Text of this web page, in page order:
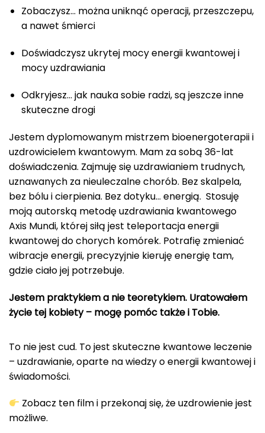
Zobaczysz… można uniknąć operacji, przeszczepu,
a nawet śmierci
Doświadczysz ukrytej mocy energii kwantowej i
mocy uzdrawiania
Odkryjesz… jak nauka sobie radzi, są jeszcze inne
skuteczne drogi
Jestem dyplomowanym mistrzem bioenergoterapii i
uzdrowicielem kwantowym. Mam za sobą 36-lat
doświadczenia. Zajmuję się uzdrawianiem trudnych,
uznawanych za nieuleczalne chorób. Bez skalpela,
bez bólu i cierpienia. Bez dotyku… energią. Stosuję
moją autorską metodę uzdrawiania kwantowego
Axis Mundi, której siłą jest teleportacja energii
kwantowej do chorych komórek. Potrafię zmieniać
wibracje energii, precyzyjnie kieruję energię tam,
gdzie ciało jej potrzebuje.
Jestem praktykiem a nie teoretykiem. Uratowałem
życie tej kobiety – mogę pomóc także i Tobie.
To nie jest cud. To jest skuteczne kwantowe leczenie
– uzdrawianie, oparte na wiedzy o energii kwantowej i
świadomości.
Zobacz ten film i przekonaj się, że uzdrowienie jest
możliwe.